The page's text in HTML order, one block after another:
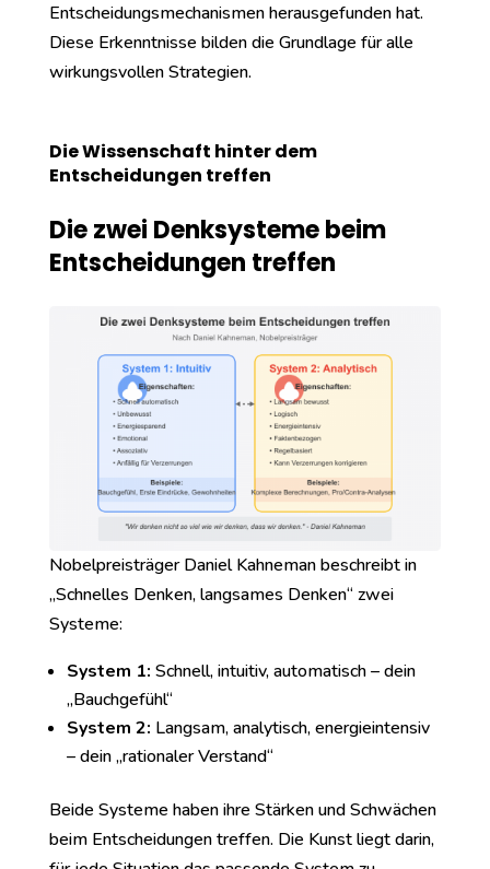
Entscheidungsmechanismen herausgefunden hat.
Diese Erkenntnisse bilden die Grundlage für alle
wirkungsvollen Strategien.
Die Wissenschaft hinter dem
Entscheidungen treffen
Die zwei Denksysteme beim
Entscheidungen treffen
Nobelpreisträger Daniel Kahneman beschreibt in
„Schnelles Denken, langsames Denken“ zwei
Systeme:
System 1: Schnell, intuitiv, automatisch – dein
„Bauchgefühl“
System 2: Langsam, analytisch, energieintensiv
– dein „rationaler Verstand“
Beide Systeme haben ihre Stärken und Schwächen
beim Entscheidungen treffen. Die Kunst liegt darin,